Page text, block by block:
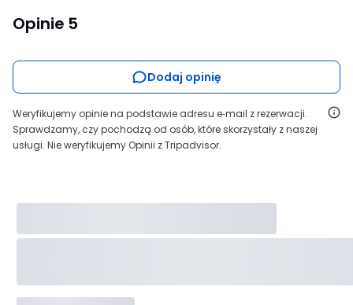
Opinie 5
Dodaj opinię
Weryfikujemy opinie na podstawie adresu e‑mail z rezerwacji.
Sprawdzamy, czy pochodzą od osób, które skorzystały z naszej
usługi. Nie weryfikujemy Opinii z Tripadvisor.